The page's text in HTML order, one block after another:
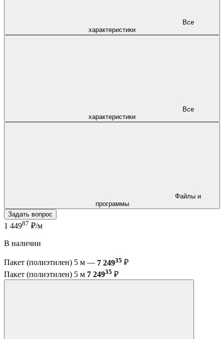
характеристики
характеристики
программы
Задать вопрос
1 44987 ₽/м
В наличии
Пакет (полиэтилен) 5 м — 7 24935 ₽
Пакет (полиэтилен) 5 м 7 24935 ₽